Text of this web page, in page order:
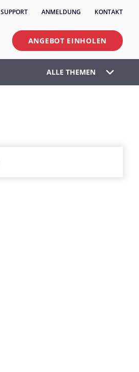
SUPPORT ANMELDUNG KONTAKT
ANGEBOT EINHOLEN
ALLE THEMEN